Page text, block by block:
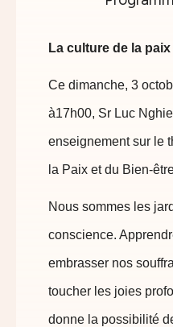
La culture de la
Ce dimanche, 3
à17h00, Sr Luc
enseignement sur le
la Paix et du Bien-
Nous sommes les
conscience.
embrasser nos
toucher les joies
donne la possibilité